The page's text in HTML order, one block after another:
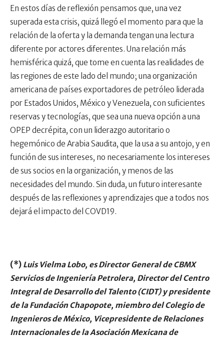
En estos días de reflexión pensamos que, una vez
superada esta crisis, quizá llegó el momento para que la
relación de la oferta y la demanda tengan una lectura
diferente por actores diferentes. Una relación más
hemisférica quizá, que tome en cuenta las realidades de
las regiones de este lado del mundo; una organización
americana de países exportadores de petróleo liderada
por Estados Unidos, México y Venezuela, con suficientes
reservas y tecnologías, que sea una nueva opción a una
OPEP decrépita, con un liderazgo autoritario o
hegemónico de Arabia Saudita, que la usa a su antojo, y en
función de sus intereses, no necesariamente los intereses
de sus socios en la organización, y menos de las
necesidades del mundo. Sin duda, un futuro interesante
después de las reflexiones y aprendizajes que a todos nos
dejará el impacto del COVD19.
(*) Luis Vielma Lobo, es Director General de CBMX
Servicios de Ingeniería Petrolera, Director del Centro
Integral de Desarrollo del Talento (CIDT) y presidente
de la Fundación Chapopote, miembro del Colegio de
Ingenieros de México, Vicepresidente de Relaciones
Internacionales de la Asociación Mexicana de